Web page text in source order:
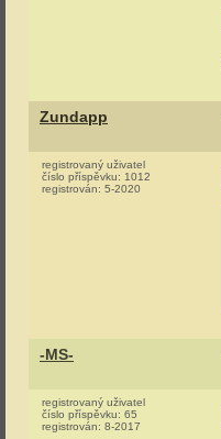
Zundapp
registrovaný uživatel
číslo příspěvku: 1012
registrován: 5-2020
-MS-
registrovaný uživatel
číslo příspěvku: 65
registrován: 8-2017